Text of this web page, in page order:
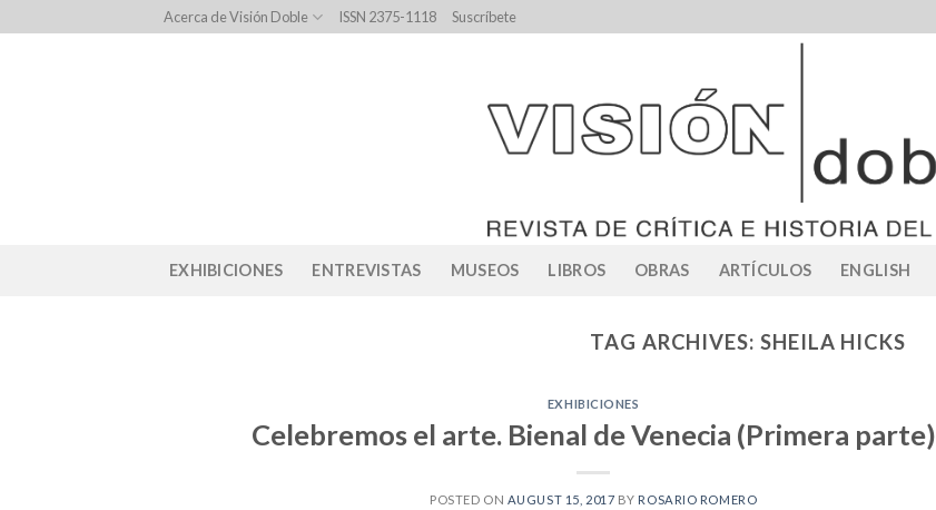
to
Acerca de Visión Doble ISSN 2375-1118 Suscríbete
EXHIBICIONES ENTREVISTAS MUSEOS LIBROS OBRAS ARTÍCULOS ENGLISH
TAG ARCHIVES: SHEILA HICKS
EXHIBICIONES
Celebremos el arte. Bienal de Venecia (Primera parte)
POSTED ON AUGUST 15, 2017 BY ROSARIO ROMERO